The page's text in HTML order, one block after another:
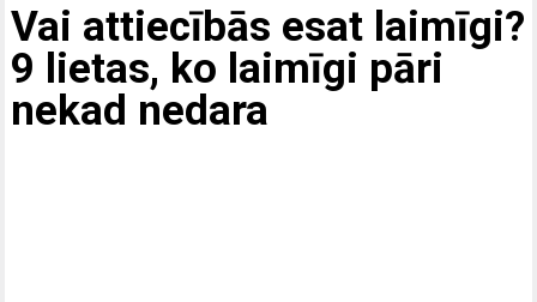
Vai attiecībās esat laimīgi?
9 lietas, ko laimīgi pāri
nekad nedara